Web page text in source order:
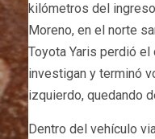
kilómetros del
Moreno, en el norte
Toyota Yaris perdió
investigan y terminó
izquierdo, quedando
Dentro del vehículo